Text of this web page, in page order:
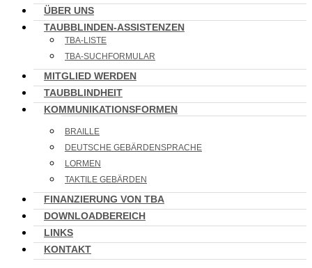
ÜBER UNS
TAUBBLINDEN-ASSISTENZEN
TBA-LISTE
TBA-SUCHFORMULAR
MITGLIED WERDEN
TAUBBLINDHEIT
KOMMUNIKATIONSFORMEN
BRAILLE
DEUTSCHE GEBÄRDENSPRACHE
LORMEN
TAKTILE GEBÄRDEN
FINANZIERUNG VON TBA
DOWNLOADBEREICH
LINKS
KONTAKT